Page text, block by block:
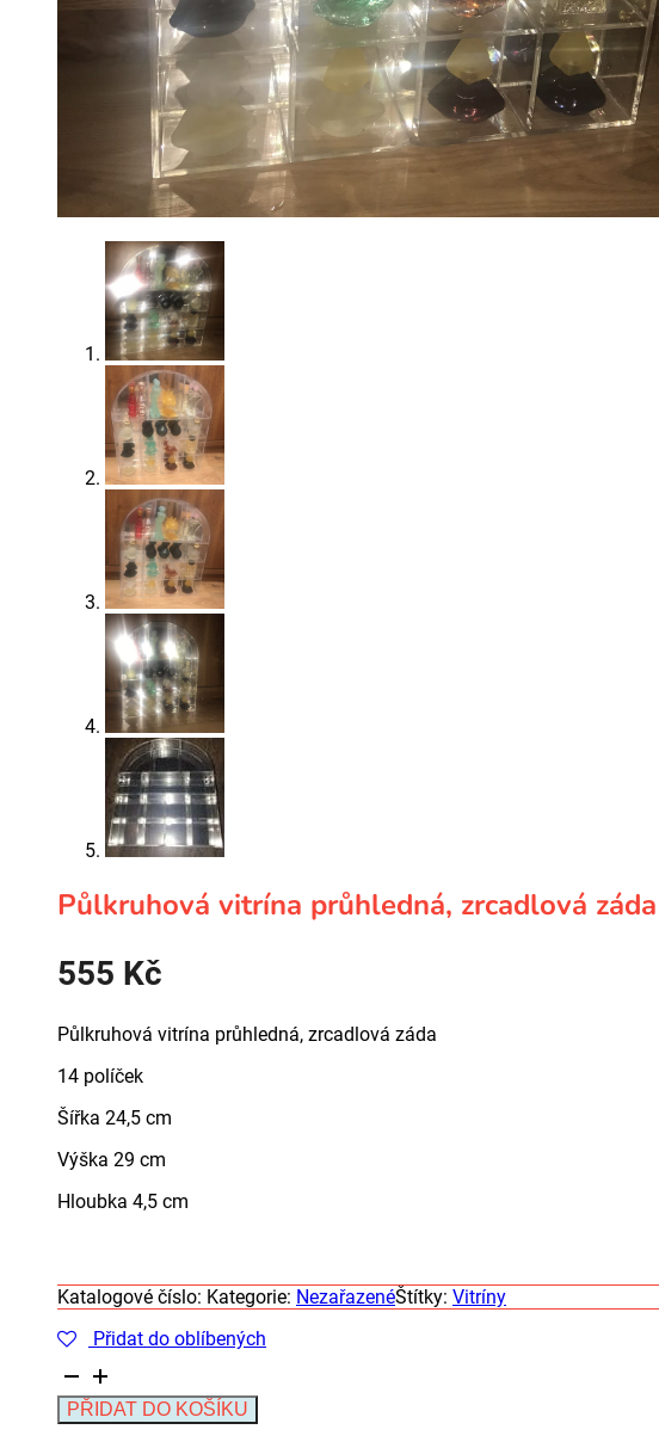
Půlkruhová vitrína průhledná, zrcadlová záda
555 Kč
Půlkruhová vitrína průhledná, zrcadlová záda
14 políček
Šířka 24,5 cm
Výška 29 cm
Hloubka 4,5 cm
Katalogové číslo: Kategorie: NezařazenéŠtítky: Vitríny
Přidat do oblíbených
Půlkruhová
vitrína
průhledná,
PŘIDAT DO KOŠÍKU